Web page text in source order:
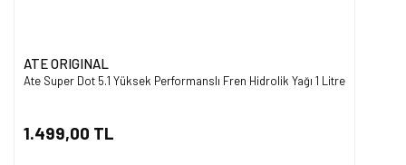
ATE ORIGINAL
Ate Super Dot 5.1 Yüksek Performanslı Fren Hidrolik Yağı 1 Litre
1.499,00 TL